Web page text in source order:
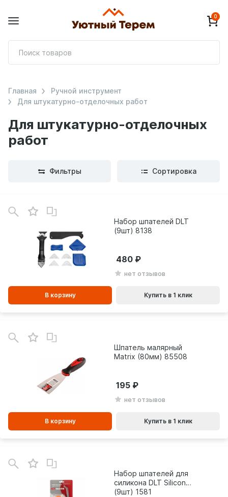
0
Для штукатурно-отделочных
работ
Главная
Ручной инструмент
Для штукатурно-отделочных работ
Фильтры Сортировка
Набор шпателей DLT
(9шт) 8138
нет отзывов
480
В корзину Купить в 1 клик
Шпатель малярный
Matrix (80мм) 85508
нет отзывов
195
В корзину Купить в 1 клик
Набор шпателей для
силикона DLT Silicone
(9шт) 1581